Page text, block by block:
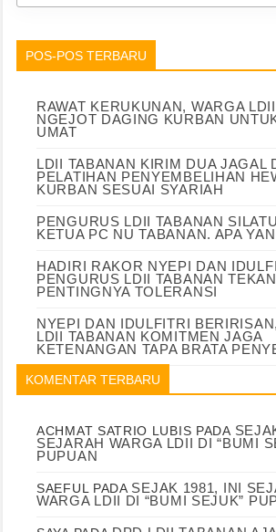
POS-POS TERBARU
RAWAT KERUKUNAN, WARGA
NGEJOT DAGING KURBAN
UMAT
LDII TABANAN KIRIM DUA JAGAL
PELATIHAN PENYEMBELIHAN
KURBAN SESUAI SYARIAH
PENGURUS LDII TABANAN
KETUA PC NU TABANAN. APA
HADIRI RAKOR NYEPI DAN
PENGURUS LDII TABANAN
PENTINGNYA TOLERANSI
NYEPI DAN IDULFITRI
LDII TABANAN KOMITMEN JAGA
KETENANGAN TAPA BRATA
KOMENTAR TERBARU
ACHMAT SATRIO LUBIS PADA
SEJARAH WARGA LDII DI “BUMI
PUPUAN
SAEFUL PADA SEJAK 1981, INI
WARGA LDII DI “BUMI SEJUK”